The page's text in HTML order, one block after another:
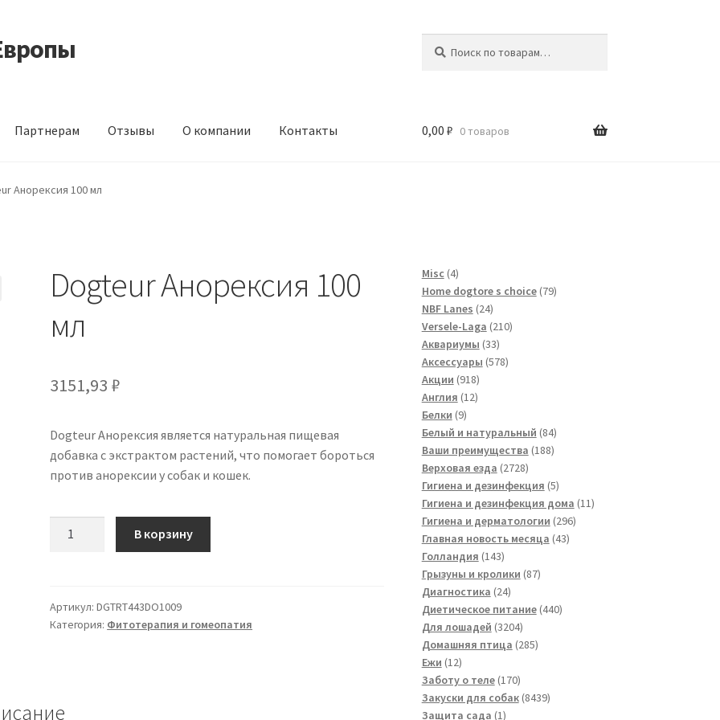
Партнерам Отзывы О компании Контакты
из Германии
0,00 ₽ 0 товаров
Анорексия 100 мл
Dogteur Анорексия 100
мл
3151,93₽
Dogteur Анорексия является натуральная пищевая
добавка с экстрактом растений, что помогает бороться
против анорексии у собак и кошек.
100
мл
В корзину
Артикул:DGTRT443DO1009
Категория: Фитотерапия и гомеопатия
Misc 44
товара
Home dogtore s choice 7979
NBF Lanes 2424
товара
Versele-Laga 210210
Аквариумы 3333
товара
Аксессуары 578578
Акции 918918
товаров
Англия 1212
Белки 99
товаров
Белый и натуральный 8484
товара
Ваши преимущества 188188
Верховая езда 27282728
товаров
Гигиена и дезинфекция 55
товаров
Гигиена и дезинфекция дома 1111
Гигиена и дерматологии 296296
Главная новость месяца 4343
Голландия 143143
товара
Грызуны и кролики 8787
Диагностика 2424
товара
Диетическое питание 440440
Для лошадей 32043204
товара
Домашняя птица 285285
Ежи 1212
товаров
Заботу о теле 170170
товаров
Закуски для собак 84398439
Защита сада 11